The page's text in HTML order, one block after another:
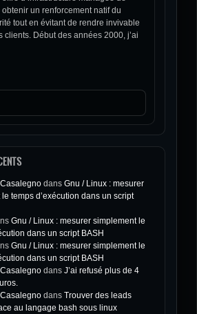
obtenir un renforcement natif du
tout en évitant de rendre invivable
clients. Début des années 2000, j’ai
dans Gnu / Linux : mesurer
temps d’exécution dans un script
Gnu / Linux : mesurer simplement le
dans un script BASH
Gnu / Linux : mesurer simplement le
dans un script BASH
dans J’ai refusé plus de 4
dans Trouver des leads
au langage bash sous linux